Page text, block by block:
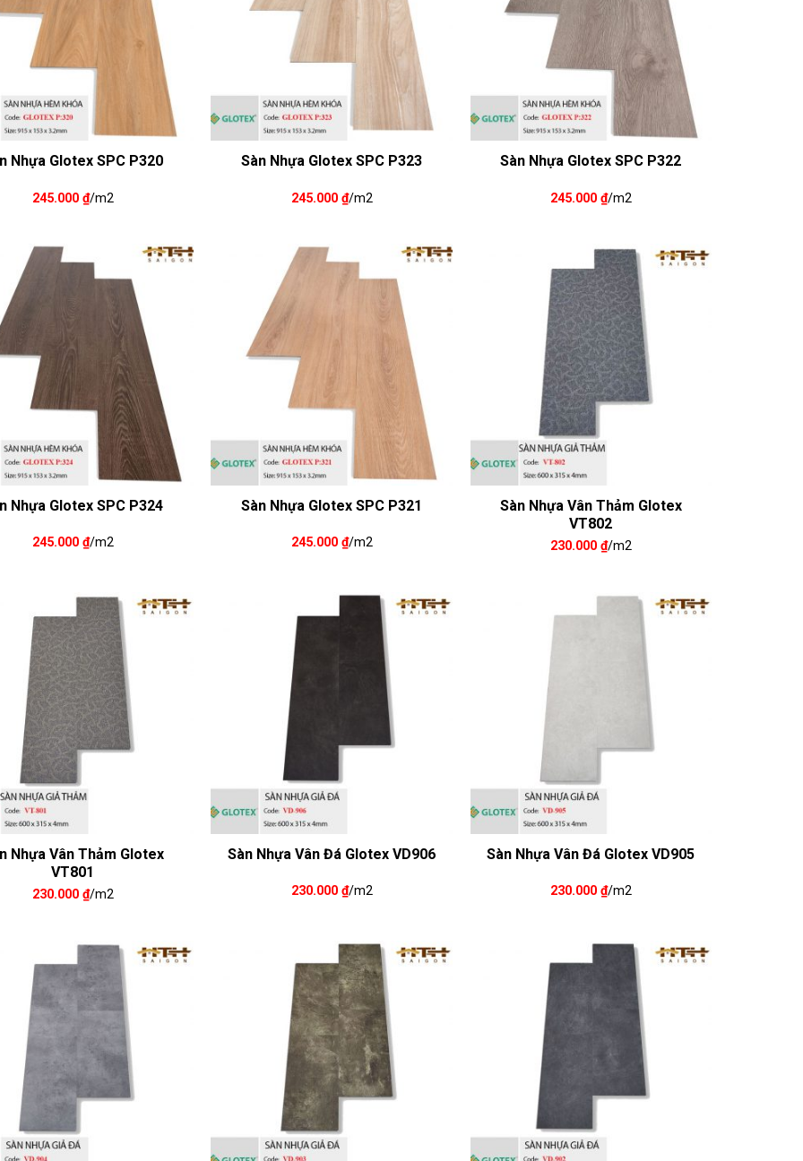
Nhựa Glotex SPC P320
245.000 ₫/m2
Sàn Nhựa Glotex SPC P323
245.000 ₫/m2
Sàn Nhựa Glotex SPC P322
245.000 ₫/m2
Nhựa Glotex SPC P324
245.000 ₫/m2
Sàn Nhựa Glotex SPC P321
245.000 ₫/m2
Sàn Nhựa Vân Thảm Glotex
VT802
230.000 ₫/m2
Nhựa Vân Thảm Glotex
VT801
230.000 ₫/m2
Sàn Nhựa Vân Đá Glotex VD906
230.000 ₫/m2
Sàn Nhựa Vân Đá Glotex VD905
230.000 ₫/m2